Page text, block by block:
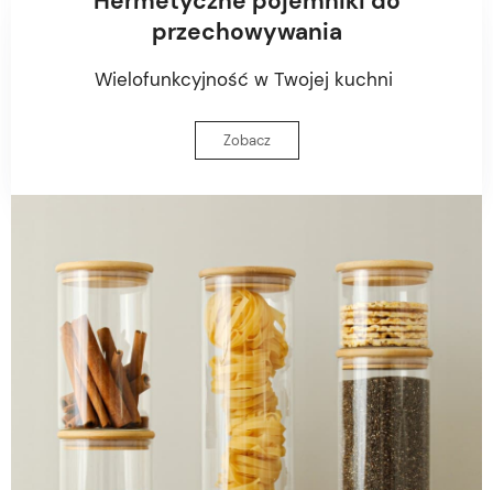
przechowywania
Wielofunkcyjność w Twojej kuchni
Zobacz